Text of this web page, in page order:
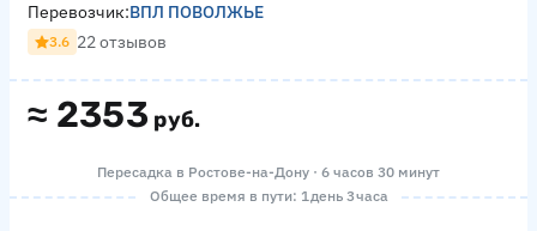
≈ 2353 руб.
Перевозчик:ВПЛ ПОВОЛЖЬЕ
3.6 22 отзывов
Пересадка в Ростове-на-Дону · 6 часов 30 минут
Общее время в пути: 1 день 3 часа